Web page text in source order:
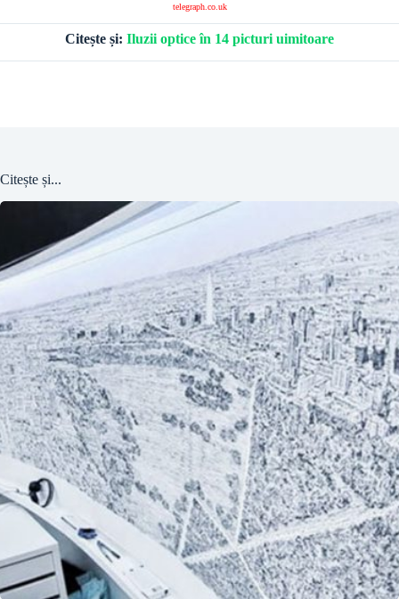
telegraph.co.uk
Citește și: Iluzii optice în 14 picturi uimitoare
Citește și...